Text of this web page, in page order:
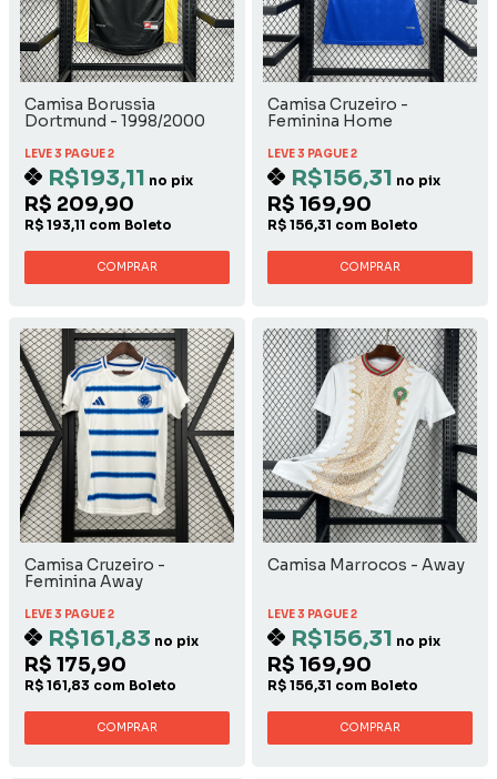
Camisa Borussia
Dortmund - 1998/2000
LEVE 3 PAGUE 2
R$193,11 no pix
R$ 209,90
R$ 193,11 com Boleto
COMPRAR
Camisa Cruzeiro -
Feminina Home
LEVE 3 PAGUE 2
R$156,31 no pix
R$ 169,90
R$ 156,31 com Boleto
COMPRAR
Camisa Cruzeiro -
Feminina Away
LEVE 3 PAGUE 2
R$161,83 no pix
R$ 175,90
R$ 161,83 com Boleto
COMPRAR
Camisa Marrocos - Away
LEVE 3 PAGUE 2
R$156,31 no pix
R$ 169,90
R$ 156,31 com Boleto
COMPRAR